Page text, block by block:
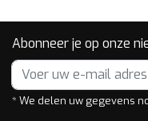
Abonneer je op onze
* We delen uw gegevens